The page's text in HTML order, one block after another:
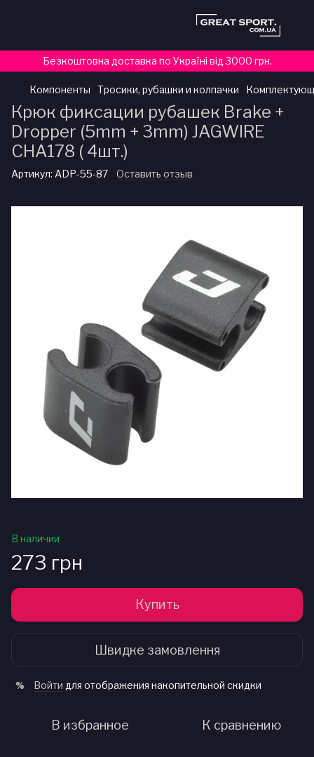
Безкоштовна доставка по Україні від 3000 грн.
Компоненты Тросики, рубашки и колпачки
Крюк фиксации рубашек Brake +
Dropper (5mm + 3mm) JAGWIRE
CHA178 ( 4шт.)
Артикул: ADP-55-87 Оставить отзыв
В наличии
273 грн
Купить
Швидке замовлення
% Войти для отображения накопительной скидки
В избранное К сравнению